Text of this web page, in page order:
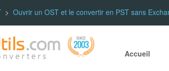
Ouvrir un OST et le convertir en PST sans
Accueil